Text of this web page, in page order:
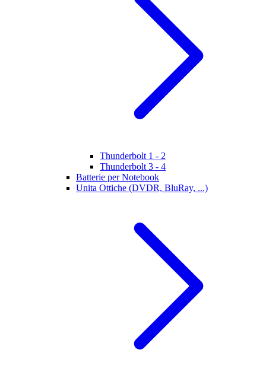
Thunderbolt 1 - 2
Thunderbolt 3 - 4
Batterie per Notebook
Unita Ottiche (DVDR, BluRay, ...)